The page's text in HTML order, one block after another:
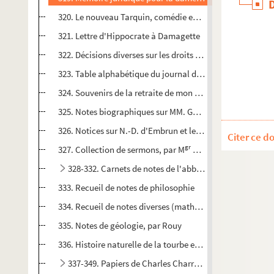
320. Le nouveau Tarquin, comédie en trois actes
321. Lettre d'Hippocrate à Damagette
322. Décisions diverses sur les droits d'enregistrement,
323. Table alphabétique du journal de l'enregistrement
324. Souvenirs de la retraite de mon ordination pour la
325. Notes biographiques sur MM. Gaillard, Peytieu,
326. Notices sur N.-D. d'Embrun et le Briançonnais, par
327. Collection de sermons, par Mgr Dépery, évêque de Gap
328-332. Carnets de notes de l'abbé François Jame
333. Recueil de notes de philosophie
334. Recueil de notes diverses (mathématiques,
335. Notes de géologie, par Rouy
336. Histoire naturelle de la tourbe et des tourtières, par
337-349. Papiers de Charles Charronnet, archiviste des
Citer ce